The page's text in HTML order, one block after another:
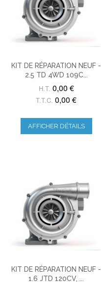
KIT DE RÉPARATION NEUF -
2.5 TD 4WD 109C...
H.T. 0,00 €
T.T.C. 0,00 €
AFFICHER DÉTAILS
KIT DE RÉPARATION NEUF -
1.6 JTD 120CV, ...